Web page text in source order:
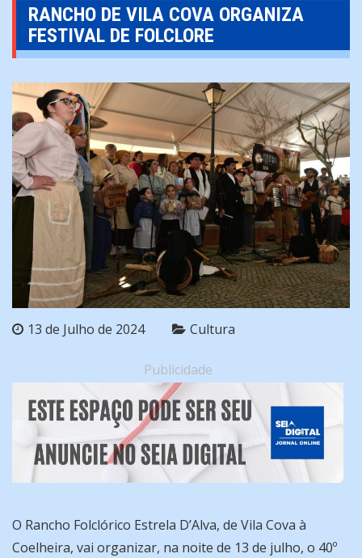
RANCHO DE VILA COVA ORGANIZA
FESTIVAL DE FOLCLORE
13 de Julho de 2024 Cultura
Publicidade
O Rancho Folclórico Estrela D’Alva, de Vila Cova à
Coelheira, vai organizar, na noite de 13 de julho, o 40º